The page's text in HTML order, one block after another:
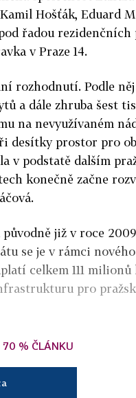
Hošťák, Eduard
řadou
v Praze 14.
rozhodnutí. Podle něj
a dále zhruba šest
na nevyužívaném
desítky prostor pro
v podstatě dalším
konečně začne
již v roce 2009
se je v rámci
celkem 111 milionů
pro
70 % ČLÁNKU